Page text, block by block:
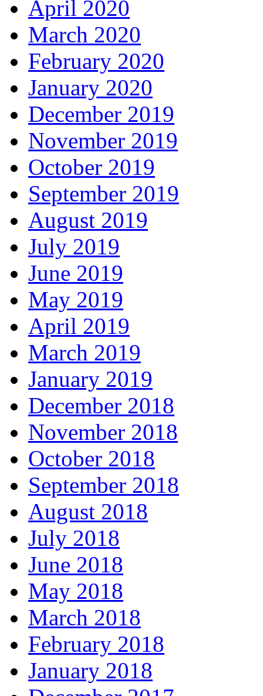
April 2020
March 2020
February 2020
January 2020
December 2019
November 2019
October 2019
September 2019
August 2019
July 2019
June 2019
May 2019
April 2019
March 2019
January 2019
December 2018
November 2018
October 2018
September 2018
August 2018
July 2018
June 2018
May 2018
March 2018
February 2018
January 2018